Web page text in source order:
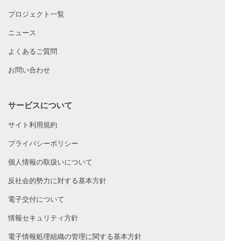
プロジェクト一覧
ニュース
よくあるご質問
お問い合わせ
サービスについて
サイト利用規約
プライバシーポリシー
個人情報の取扱いについて
反社会的勢力に対する基本方針
電子交付について
情報セキュリティ方針
電子情報処理組織の管理に関する基本方針